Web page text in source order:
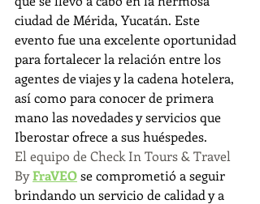
ciudad de Mérida, Yucatán. Este
evento fue una excelente oportunidad
para fortalecer la relación entre los
agentes de viajes y la cadena hotelera,
así como para conocer de primera
mano las novedades y servicios que
Iberostar ofrece a sus huéspedes.
El equipo de Check In Tours & Travel
By FraVEO se comprometió a seguir
brindando un servicio de calidad y a